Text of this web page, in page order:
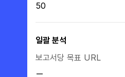
50
일괄 분석
보고서당 목표 URL